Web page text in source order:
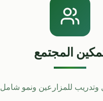
المجتمع
وتدريب للمزارعين ونمو شامل